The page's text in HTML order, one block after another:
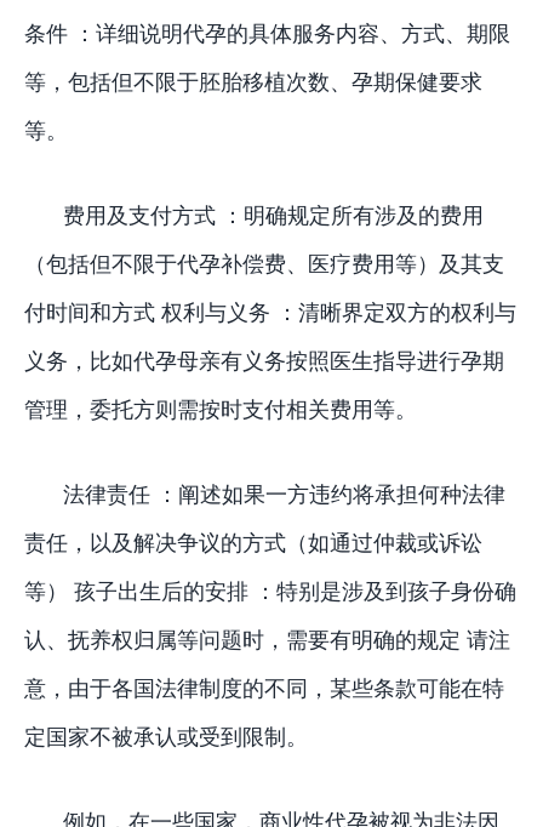
条件 ：详细说明代孕的具体服务内容、方式、期限
等，包括但不限于胚胎移植次数、孕期保健要求
等。
费用及支付方式 ：明确规定所有涉及的费用
（包括但不限于代孕补偿费、医疗费用等）及其支
付时间和方式 权利与义务 ：清晰界定双方的权利与
义务，比如代孕母亲有义务按照医生指导进行孕期
管理，委托方则需按时支付相关费用等。
法律责任 ：阐述如果一方违约将承担何种法律
责任，以及解决争议的方式（如通过仲裁或诉讼
等） 孩子出生后的安排 ：特别是涉及到孩子身份确
认、抚养权归属等问题时，需要有明确的规定 请注
意，由于各国法律制度的不同，某些条款可能在特
定国家不被承认或受到限制。
例如，在一些国家，商业性代孕被视为非法因